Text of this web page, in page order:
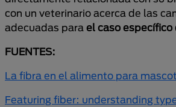
con un veterinario acerca de las
adecuadas para el caso
FUENTES:
La fibra en el alimento para
Featuring fiber: understanding